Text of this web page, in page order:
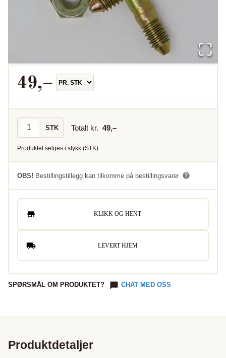
49,–
STK Totalt kr. 49,–
Produktet selges i stykk (STK)
OBS! Bestillingstillegg kan tilkomme på bestillingsvarer
KLIKK OG HENT
LEVERT HJEM
SPØRSMÅL OM PRODUKTET? CHAT MED OSS
Produktdetaljer